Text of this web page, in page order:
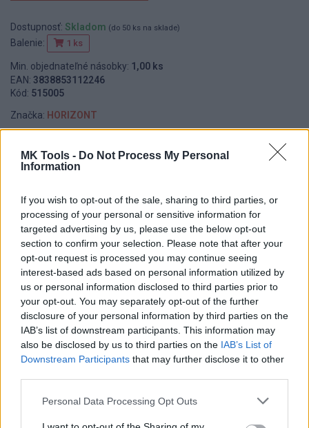
MK Tools - Do Not Process My Personal
Information
If you wish to opt-out of the sale, sharing to third parties, or
processing of your personal or sensitive information for
targeted advertising by us, please use the below opt-out
section to confirm your selection. Please note that after your
opt-out request is processed you may continue seeing
interest-based ads based on personal information utilized by
us or personal information disclosed to third parties prior to
your opt-out. You may separately opt-out of the further
disclosure of your personal information by third parties on the
IAB’s list of downstream participants. This information may
also be disclosed by us to third parties on the IAB’s List of
Downstream Participants that may further disclose it to other
Personal Data Processing Opt Outs
Dostupnosť: Skladom (do 50 ks na sklade)
Balenie: 1 ks
Min. objednateľné násobky: 1,00 ks
EAN: 3838853112246
Kód: 515005
Značka: HORIZONT
DETAIL
Popis produktu
inovovaná horizontálna valcová libela - ľahká viditeľnosť zo
všetkých uhlov pohľadu dvojité krúžky v libele - vonkajšie krúžky
pre sklon 2% výraznejšia fluorescenčná kvapalina pre lepšiu
viditeľnosť bubliny na slnku aj v horších svetelných
podmienkach vodováha s dvoma libelami presnosť 0,5 mm/m
= 0,0285° hrúbka steny ALU profilu 1,5 mm, eloxovaný
oteruvzdorný povrch vodováha je odolná proti prevádzkovým